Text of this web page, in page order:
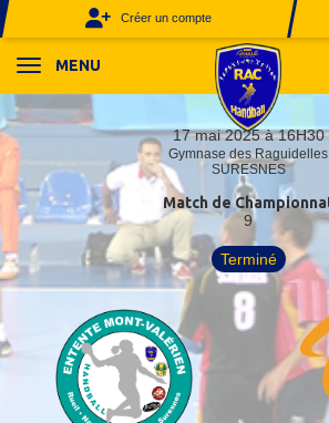
Créer un compte
MENU
17 mai 2025 à 16H30
Gymnase des Raguidelles
SURESNES
Match de
9
Terminé
Panneau de gestion des cookies